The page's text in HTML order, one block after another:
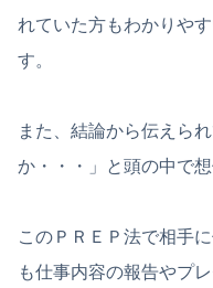
れていた方もわかりや
す。
また、結論から伝えら
か・・・」と頭の中で
このＰＲＥＰ法で相手
も仕事内容の報告やプ